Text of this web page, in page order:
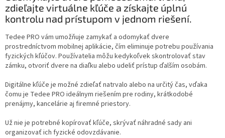
zdieľajte virtuálne kľúče a získajte úplnú
kontrolu nad prístupom v jednom riešení.
Tedee PRO vám umožňuje zamykať a odomykať dvere
prostredníctvom mobilnej aplikácie, čím eliminuje potrebu používania
fyzických kľúčov. Používatelia môžu kedykoľvek skontrolovať stav
zámku, otvoriť dvere na diaľku alebo udeliť prístup ďalším osobám.
Digitálne kľúče je možné zdieľať natrvalo alebo na určitý čas, vďaka
čomu je Tedee PRO ideálnym riešením pre rodiny, krátkodobé
prenájmy, kancelárie aj firemné priestory.
Už nie je potrebné kopírovať kľúče, skrývať náhradné sady ani
organizovať ich fyzické odovzdávanie.